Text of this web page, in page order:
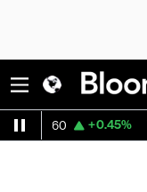
Visa 362.50